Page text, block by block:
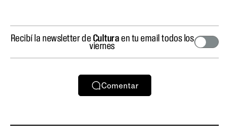
Recibí la newsletter deCulturaen tu email todos los
viernes
Comentar